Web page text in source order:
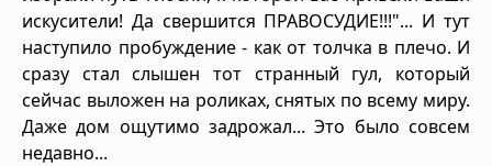
искусители! Да свершится ПРАВОСУДИЕ!!!"... И тут
наступило пробуждение - как от толчка в плечо. И
сразу стал слышен тот странный гул, который
сейчас выложен на роликах, снятых по всему миру.
Даже дом ощутимо задрожал... Это было совсем
недавно...